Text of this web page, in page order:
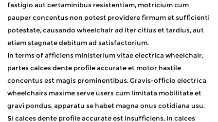
fastigio aut certaminibus resistentiam, motricium cum
pauper concentus non potest providere firmum et sufficienti
potestate, causando wheelchair ad iter citius et tardius, aut
etiam stagnate debitum ad satisfactorium. ​
In terms of afficiens ministerium vitae electrica wheelchair,
partes calces dente profile accurate et motor hastile
concentus est magis prominentibus. Gravis-officio electrica
wheelchairs maxime serve users cum limitata mobilitate et
gravi pondus, apparatu se habet magna onus cotidiana usu.
Si calces dente profile accurate est insufficiens, in calces